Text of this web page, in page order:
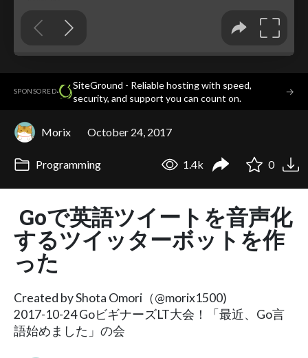
SPONSORED·
SiteGround - Reliable hosting with speed,
security, and support you can count on.
→
Morix October 24, 2017
Programming 1.4k 0
Goで英語ツイートを音声化
するツイッターボットを作
った
Created by Shota Omori（@morix1500)
2017-10-24 GoビギナーズLT大会！「最近、Go言
語始めました」の会